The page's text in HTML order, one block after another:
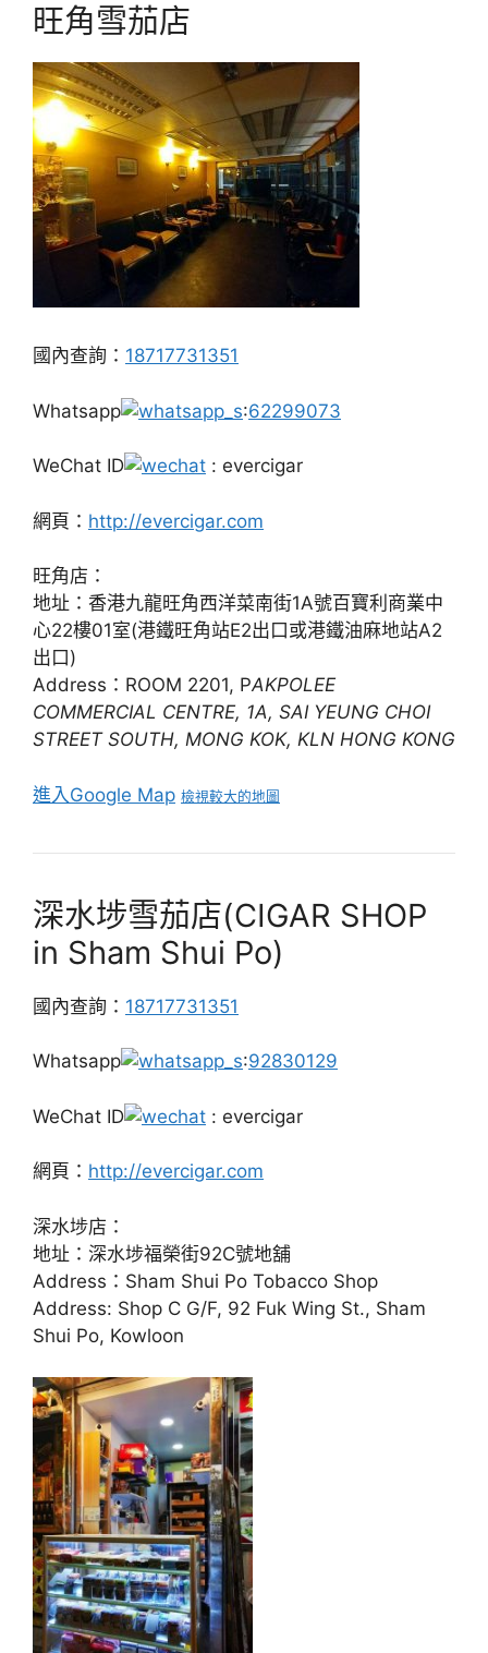
旺角雪茄店
國內查詢： 18717731351
Whatsapp :62299073
WeChat ID : evercigar
網頁： http://evercigar.com
旺角店：
地址：香港九龍旺角西洋菜南街1A號百寶利商業中
心22樓01室(港鐵旺角站E2出口或港鐵油麻地站A2
出口)
Address：ROOM 2201, PAKPOLEE
COMMERCIAL CENTRE, 1A, SAI YEUNG CHOI
STREET SOUTH, MONG KOK, KLN HONG KONG
進入Google Map 檢視較大的地圖
深水埗雪茄店(CIGAR SHOP
in Sham Shui Po)
國內查詢： 18717731351
Whatsapp :92830129
WeChat ID : evercigar
網頁： http://evercigar.com
深水埗店：
地址：深水埗福榮街92C號地舖
Address：Sham Shui Po Tobacco Shop
Address: Shop C G/F, 92 Fuk Wing St., Sham
Shui Po, Kowloon